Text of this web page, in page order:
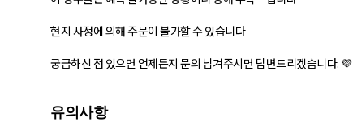
현지 사정에 의해 주문이 불가할 수 있습니다
궁금하신 점 있으면 언제든지 문의 남겨주시면 답변드리겠습니다. 💜
유의사항